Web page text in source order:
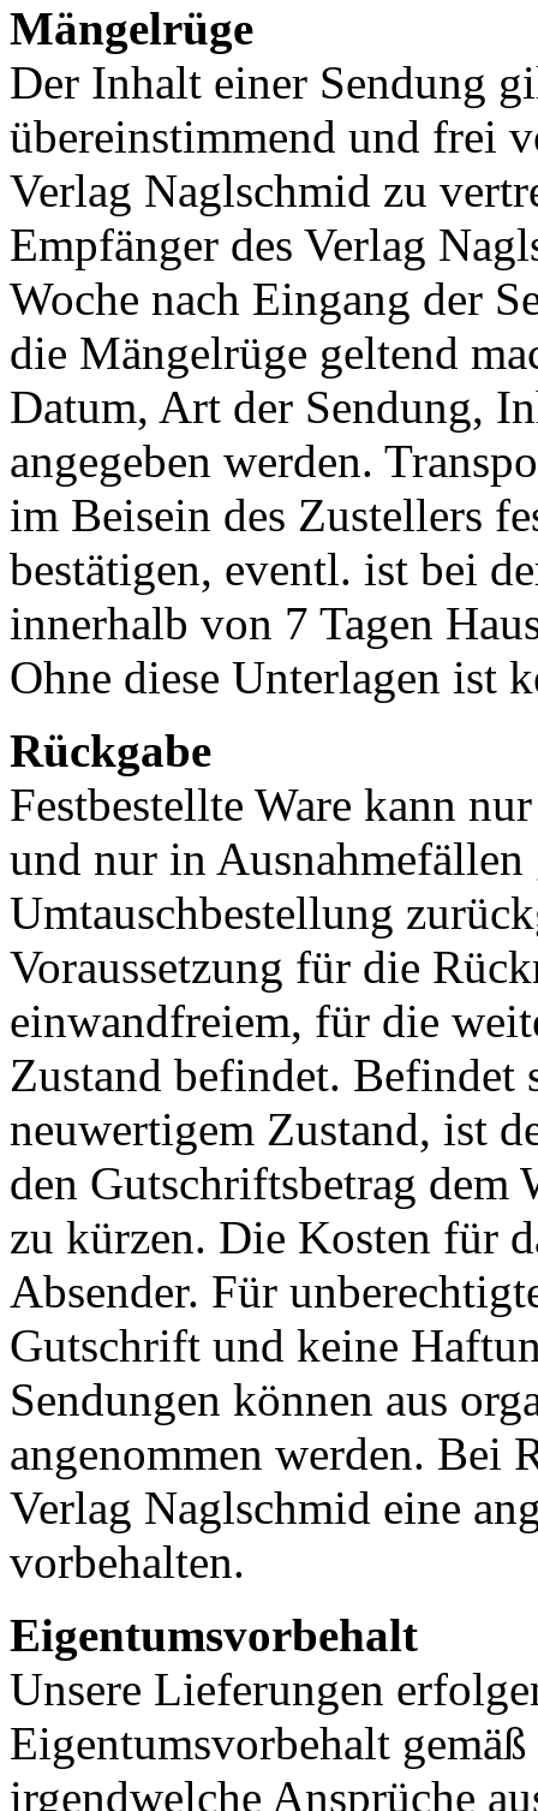
Mängelrüge
Der Inhalt einer Sendung
übereinstimmend und frei
Verlag Naglschmid zu
Empfänger des Verlag
Woche nach Eingang der
die Mängelrüge geltend
Datum, Art der Sendung,
angegeben werden.
im Beisein des Zustellers
bestätigen, eventl. ist bei
innerhalb von 7 Tagen
Ohne diese Unterlagen ist
Rückgabe
Festbestellte Ware kann
und nur in Ausnahmefällen
Umtauschbestellung
Voraussetzung für die
einwandfreiem, für die
Zustand befindet. Befindet
neuwertigem Zustand, ist
den Gutschriftsbetrag dem
zu kürzen. Die Kosten für
Absender. Für
Gutschrift und keine
Sendungen können aus
angenommen werden. Bei
Verlag Naglschmid eine
vorbehalten.
Eigentumsvorbehalt
Unsere Lieferungen
Eigentumsvorbehalt
irgendwelche Ansprüche